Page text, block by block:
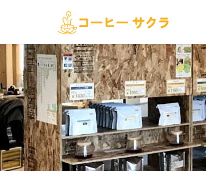
ス
キ
ッ
プ
ン
に
移
動